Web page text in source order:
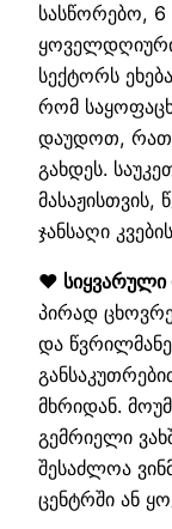
სასწორებო, 6
ყოველდღიური
სექტორს
რომ
დაუდოთ,
გახდეს.
მასაჟისთვის,
ჯანსაღი
❤️
პირად
და
მხრიდან.
გემრიელი
შესაძლოა
ცენტრში ან